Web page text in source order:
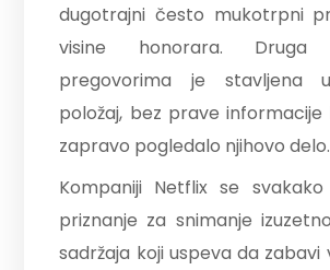
dugotrajni često mukotrpni
visine honorara.
pregovorima je stavljena
položaj, bez prave informacije
zapravo pogledalo njihovo delo.
Kompaniji Netflix se
priznanje za snimanje
sadržaja koji uspeva da zabavi